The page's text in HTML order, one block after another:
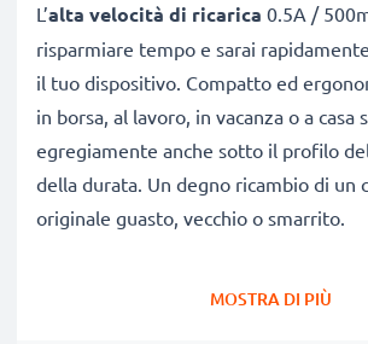
L’alta velocità di ricarica 0.5A /
risparmiare tempo e sarai
il tuo dispositivo. Compatto ed
in borsa, al lavoro, in vacanza o a casa
egregiamente anche sotto il profilo
della durata. Un degno ricambio di un
originale guasto, vecchio o smarrito.
un
MOSTRA DI PIÙ